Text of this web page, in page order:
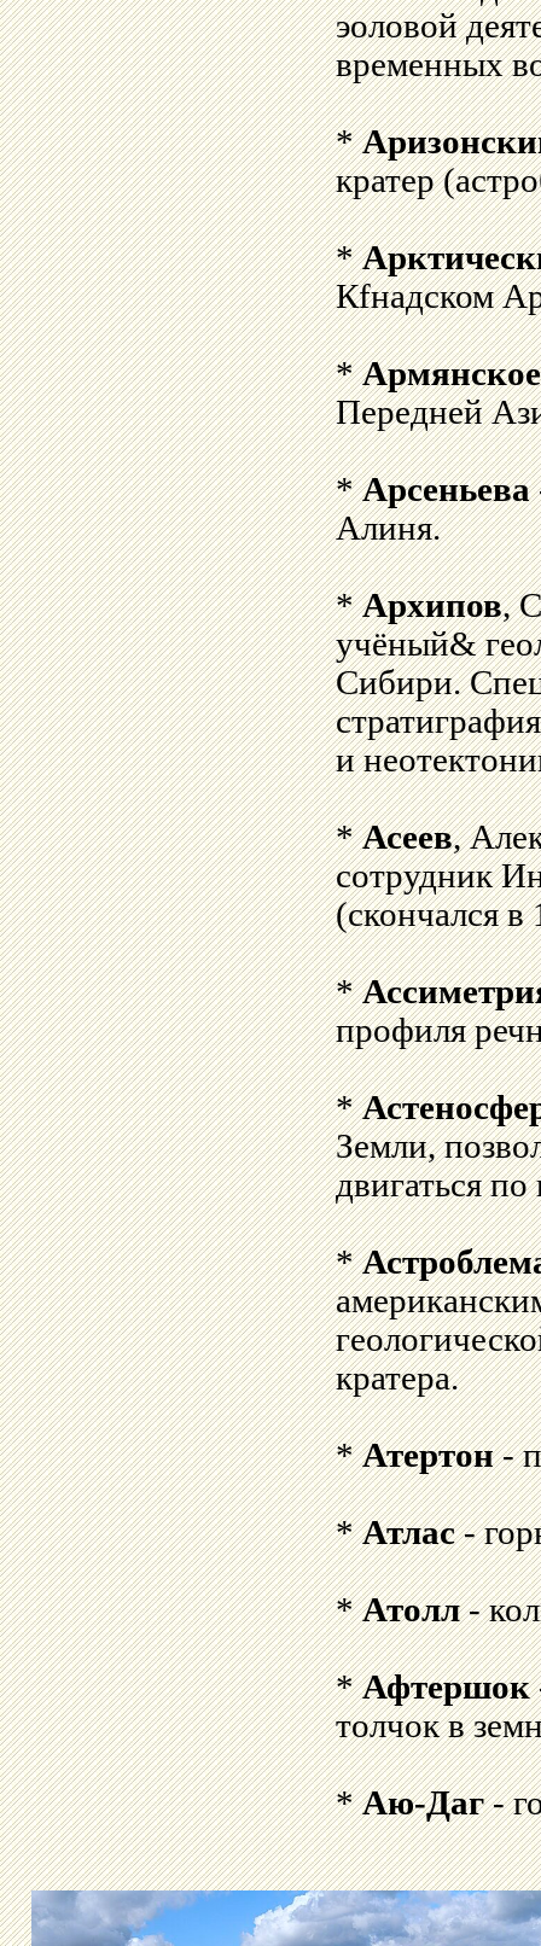
эоловой
временных
*
кратер
*
Кfнадском
*
Передней
*Арсеньева
Алиня.
*Архипов,
учёный&
Сибири.
и
*Асеев,
сотрудник
(скончался в
*
профиля
*
Земли,
двигаться
*
кратера.
*Атертон-
*Атлас-
*Атолл-
*Афтершок
толчок в
*Аю-Даг-